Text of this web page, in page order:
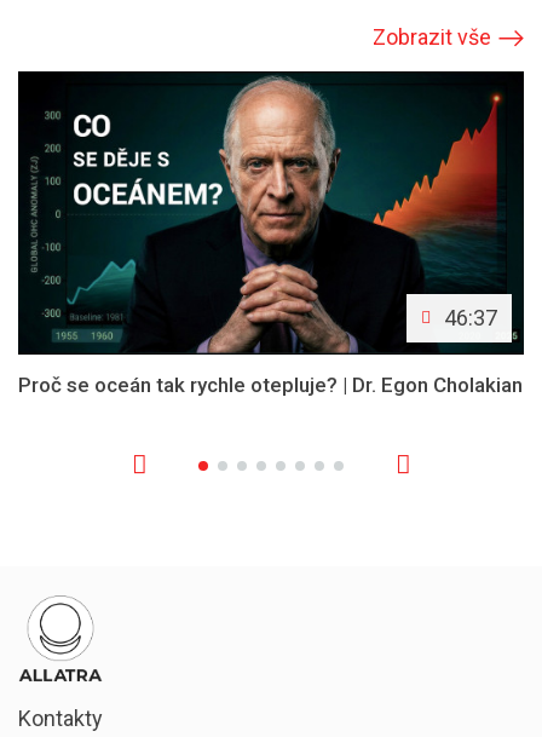
Zobrazit vše
46:37
Proč se oceán tak rychle otepluje? | Dr. Egon Cholakian
Kontakty